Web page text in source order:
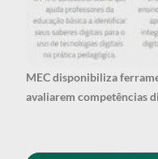
MEC disponibiliza
avaliarem competências